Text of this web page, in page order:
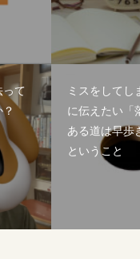
て
ミスをしてし
に伝えたい「
ある道は早歩
ということ